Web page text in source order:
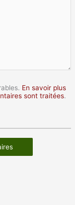
En savoir plus
sont traitées.